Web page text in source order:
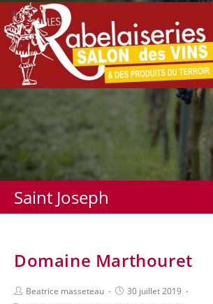
Saint Joseph
Domaine Marthouret
Beatrice masseteau
30 juillet 2019